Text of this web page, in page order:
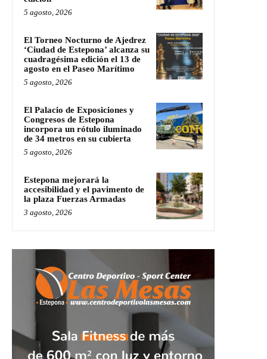
5 agosto, 2026
El Torneo Nocturno de Ajedrez
‘Ciudad de Estepona’ alcanza su
cuadragésima edición el 13 de
agosto en el Paseo Marítimo
5 agosto, 2026
El Palacio de Exposiciones y
Congresos de Estepona
incorpora un rótulo iluminado
de 34 metros en su cubierta
5 agosto, 2026
Estepona mejorará la
accesibilidad y el pavimento de
la plaza Fuerzas Armadas
3 agosto, 2026